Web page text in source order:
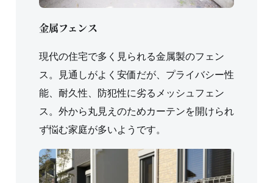
金属フェンス
現代の住宅で多く見られる金属製のフェン
ス。見通しがよく安価だが、プライバシー性
能、耐久性、防犯性に劣るメッシュフェン
ス。外から丸見えのためカーテンを開けられ
ず悩む家庭が多いようです。